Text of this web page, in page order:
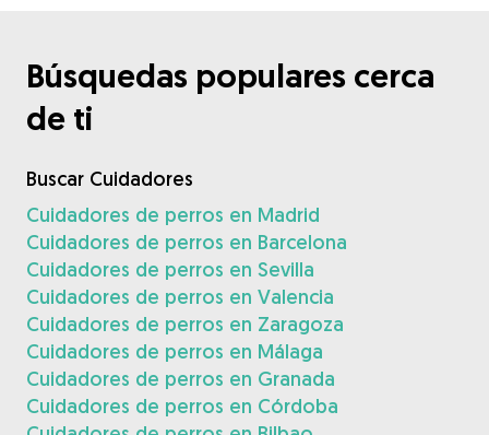
Búsquedas populares cerca
de ti
Buscar Cuidadores
Cuidadores de perros en Madrid
Cuidadores de perros en Barcelona
Cuidadores de perros en Sevilla
Cuidadores de perros en Valencia
Cuidadores de perros en Zaragoza
Cuidadores de perros en Málaga
Cuidadores de perros en Granada
Cuidadores de perros en Córdoba